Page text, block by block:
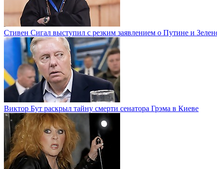
Стивен Сигал выступил с резким заявлением о Путине и
Виктор Бут раскрыл тайну смерти сенатора Грэма в Киеве